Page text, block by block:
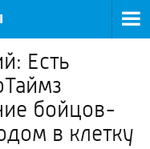
Есть
бойцов-
в клетку